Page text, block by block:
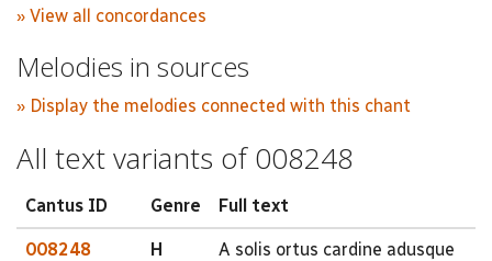
» View all concordances
Melodies in sources
» Display the melodies connected with this chant
All text variants of 008248
Cantus ID Genre Full text
008248 H
A solis ortus cardine adusque